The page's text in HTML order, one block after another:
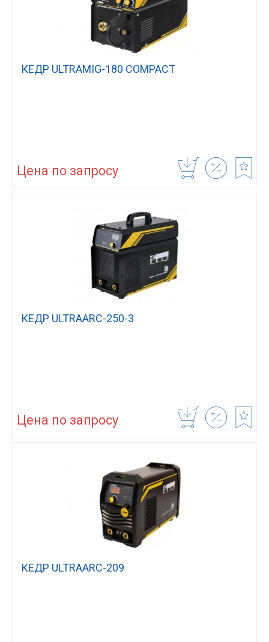
КЕДР ULTRAMIG-180 COMPACT
Цена по запросу
КЕДР ULTRAARC-250-3
Цена по запросу
КЕДР ULTRAARC-209